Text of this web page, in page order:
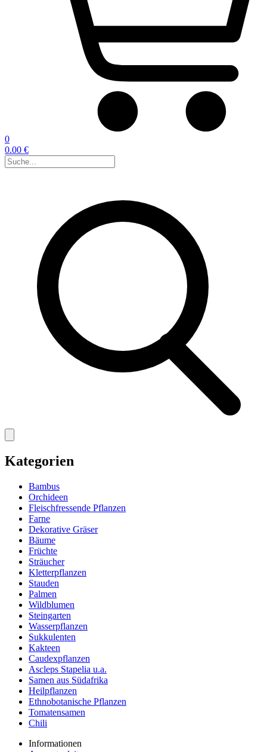
0
0.00 €
Kategorien
Bambus
Orchideen
Fleischfressende Pflanzen
Farne
Dekorative Gräser
Bäume
Früchte
Sträucher
Kletterpflanzen
Stauden
Palmen
Wildblumen
Steingarten
Wasserpflanzen
Sukkulenten
Kakteen
Caudexpflanzen
Ascleps Stapelia u.a.
Samen aus Südafrika
Heilpflanzen
Ethnobotanische Pflanzen
Tomatensamen
Chili
Informationen